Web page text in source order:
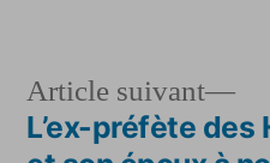
Article suivant
L’ex-préfète